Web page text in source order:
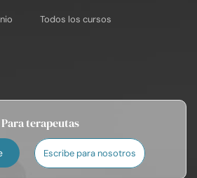
Todos los cursos
Para terapeutas
Escribe para nosotros